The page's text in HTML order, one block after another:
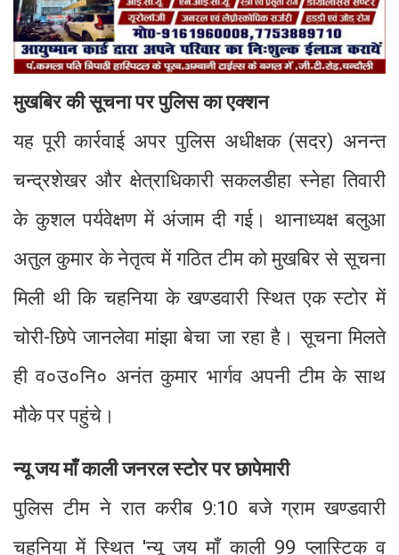
मुखबिर की सूचना पर पुलिस का एक्शन
यह पूरी कार्रवाई अपर पुलिस अधीक्षक (सदर) अनन्त
चन्द्रशेखर और क्षेत्राधिकारी सकलडीहा स्नेहा तिवारी
के कुशल पर्यवेक्षण में अंजाम दी गई। थानाध्यक्ष बलुआ
अतुल कुमार के नेतृत्व में गठित टीम को मुखबिर से सूचना
मिली थी कि चहनिया के खण्डवारी स्थित एक स्टोर में
चोरी-छिपे जानलेवा मांझा बेचा जा रहा है। सूचना मिलते
ही व०उ०नि० अनंत कुमार भार्गव अपनी टीम के साथ
मौके पर पहुंचे।
न्यू जय माँ काली जनरल स्टोर पर छापेमारी
पुलिस टीम ने रात करीब 9:10 बजे ग्राम खण्डवारी
चहनिया में स्थित 'न्यू जय माँ काली 99 प्लास्टिक व